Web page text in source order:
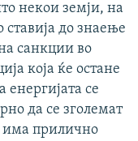
некои земји, на
ставија до знаење
санкции во
која ќе остане
енергијата се
да се зголемат
има прилично